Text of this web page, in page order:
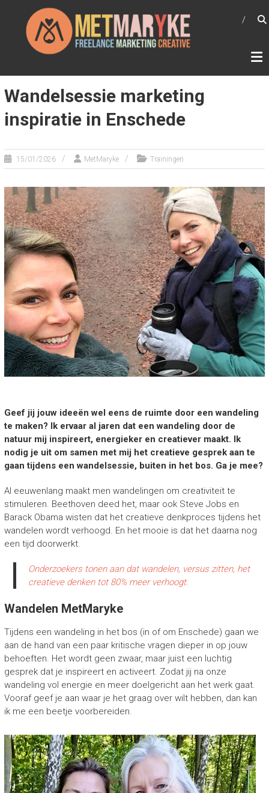
METMARYKE
Freelance marketing creative
Wandelsessie marketing
inspiratie in Enschede
15/01/2026 MetMaryke Trainingen
Geef jij jouw ideeën wel eens de ruimte door een wandeling
te maken? Ik ervaar al jaren dat een wandeling door de
natuur mij inspireert, energieker en creatiever maakt. Ik
nodig je uit om samen met mij het creatieve gesprek aan te
gaan tijdens een wandelsessie, buiten in het bos. Ga je mee?
Al eeuwenlang maakt men wandelingen om creativiteit te
stimuleren. Beethoven deed het, maar ook Steve Jobs en
Barack Obama wisten dat het creatieve denkproces tijdens het
wandelen wordt verhoogd. En het mooie is dat het daarna nog
een tijd doorwerkt.
Onderzoekers tonen aan dat wandelen, versus zitten, het
creatieve denken tot 80% meer verhoogt.
Wandelen MetMaryke
Tijdens een wandeling in het bos (in of om Enschede) gaan we
aan de hand van een paar kritische vragen dieper in op jouw
behoeften. Het wordt geen zwaar, maar juist een luchtig
gesprek dat je inspireert en activeert. Zodat jij na onze
wandeling vol energie en meer doelgericht aan het werk gaat.
Vooraf geef je aan waar je het graag over wilt hebben, dan kan
ik me een beetje voorbereiden.